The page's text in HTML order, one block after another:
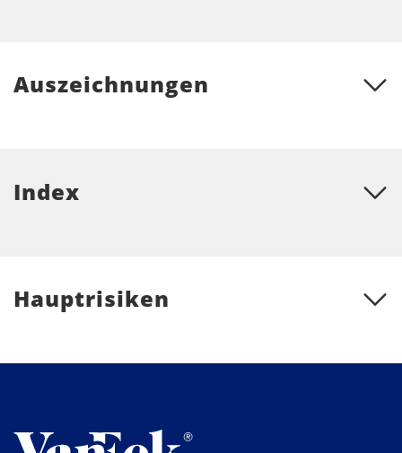
Auszeichnungen
Index
Hauptrisiken